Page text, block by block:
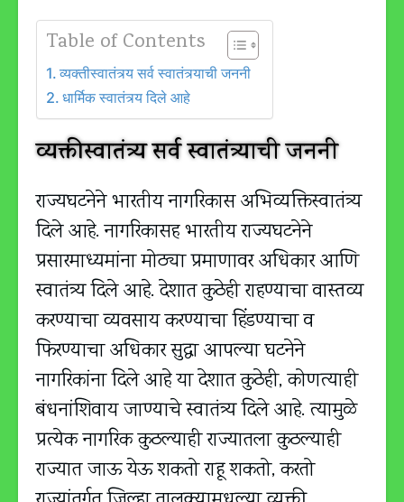
Table of Contents
व्यक्तीस्वातंत्र्य सर्व स्वातंत्र्याची जननी
धार्मिक स्वातंत्र्य दिले आहे
व्यक्तीस्वातंत्र्य सर्व स्वातंत्र्याची जननी
राज्यघटनेने भारतीय नागरिकास अभिव्यक्तिस्वातंत्र्य
दिले आहे. नागरिकासह भारतीय राज्यघटनेने
प्रसारमाध्यमांना मोठ्या प्रमाणावर अधिकार आणि
स्वातंत्र्य दिले आहे. देशात कुठेही राहण्याचा वास्तव्य
करण्याचा व्यवसाय करण्याचा हिंडण्याचा व
फिरण्याचा अधिकार सुद्धा आपल्या घटनेने
नागरिकांना दिले आहे या देशात कुठेही, कोणत्याही
बंधनांशिवाय जाण्याचे स्वातंत्र्य दिले आहे. त्यामुळे
प्रत्येक नागरिक कुठल्याही राज्यातला कुठल्याही
राज्यात जाऊ येऊ शकतो राहू शकतो, करतो